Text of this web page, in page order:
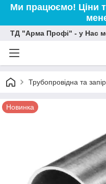
Ми працюємо! Ціни
ТД "Арма Профі" - у Нас
Трубопровідна та
Новинка